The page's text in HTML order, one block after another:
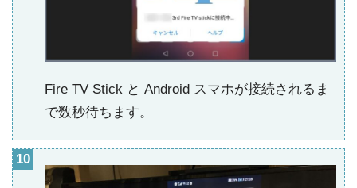
Fire TV Stick と Android スマホが接続されるま
で数秒待ちます。